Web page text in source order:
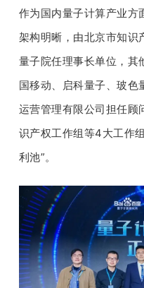
作为国内量子计算产业方
架构明晰，由北京市知识
量子院任理事长单位，其
国移动、启科量子、玻色
运营管理有限公司担任顾
识产权工作组等4大工作
利池”。